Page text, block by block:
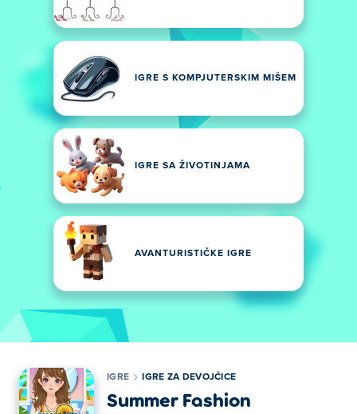
IGRE S KOMPJUTERSKIM MIŠEM
IGRE SA ŽIVOTINJAMA
AVANTURISTIČKE IGRE
IGRE IGRE ZA DEVOJČICE
Summer Fashion